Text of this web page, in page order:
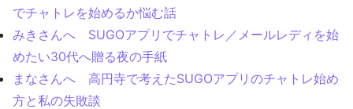
でチャトレを始めるか悩む話
みきさんへ SUGOアプリでチャトレ／メールレディを始
めたい30代へ贈る夜の手紙
まなさんへ 高円寺で考えたSUGOアプリのチャトレ始め
方と私の失敗談